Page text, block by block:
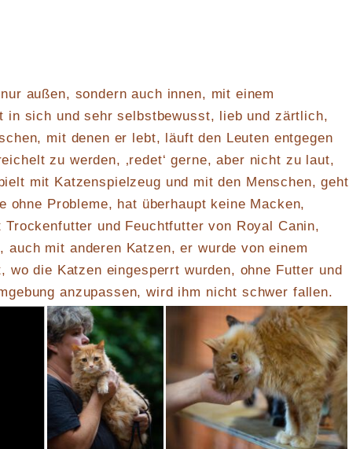
außen, sondern auch innen, mit einem
in sich und sehr selbstbewusst, lieb und zärtlich,
mit denen er lebt, läuft den Leuten entgegen
zu werden, ‚redet‘ gerne, aber nicht zu laut,
mit Katzenspielzeug und mit den Menschen, geht
ohne Probleme, hat überhaupt keine Macken,
und Feuchtfutter von Royal Canin,
auch mit anderen Katzen, er wurde von einem
wo die Katzen eingesperrt wurden, ohne Futter und
anzupassen, wird ihm nicht schwer fallen.